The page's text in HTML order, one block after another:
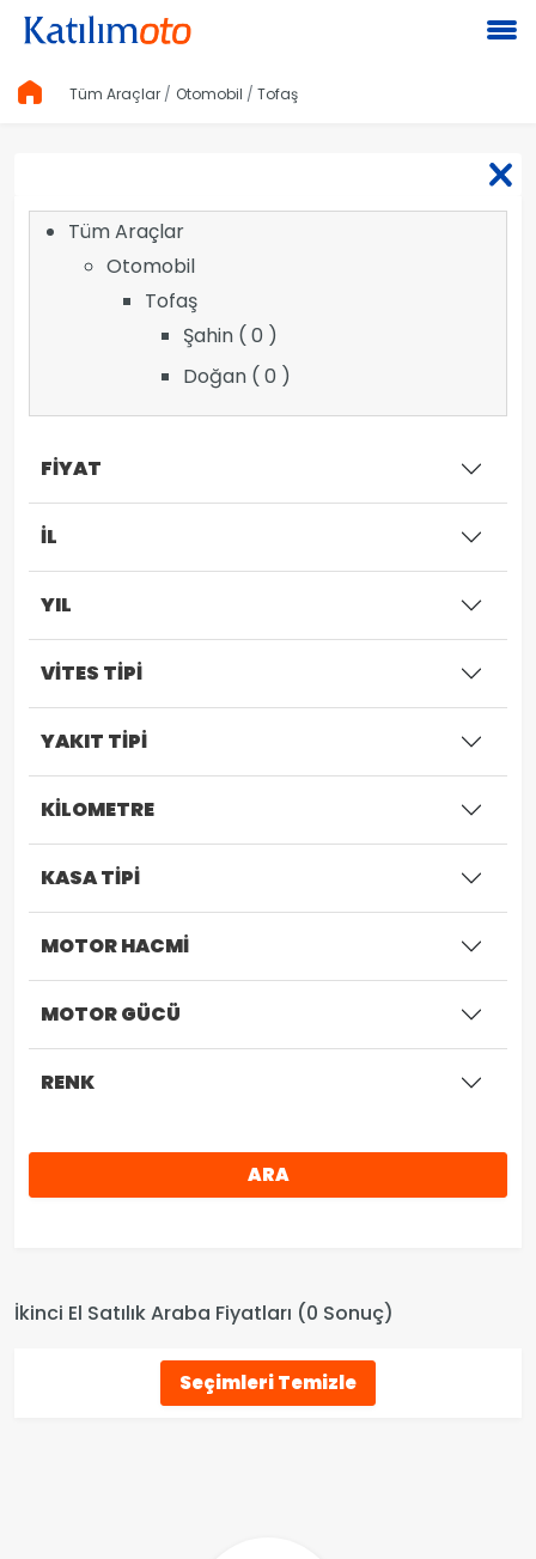
Tüm Araçlar Otomobil Tofaş
Tüm Araçlar
Otomobil
Tofaş
Şahin ( 0 )
Doğan ( 0 )
FİYAT
İL
YIL
VİTES TİPİ
YAKIT TİPİ
KİLOMETRE
KASA TİPİ
MOTOR HACMİ
MOTOR GÜCÜ
RENK
ARA
İkinci El Satılık Araba Fiyatları (0 Sonuç)
Seçimleri Temizle